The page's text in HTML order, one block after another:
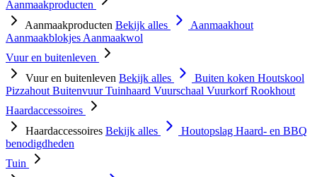
Aanmaakproducten
Aanmaakproducten Bekijk alles
Aanmaakhout
Aanmaakblokjes Aanmaakwol
Vuur en buitenleven
Vuur en buitenleven Bekijk alles Buiten koken Houtskool
Pizzahout BuitenvuurTuinhaard Vuurschaal VuurkorfRookhout
Haardaccessoires
Haardaccessoires Bekijk alles Houtopslag Haard- en BBQ
benodigdheden
Tuin